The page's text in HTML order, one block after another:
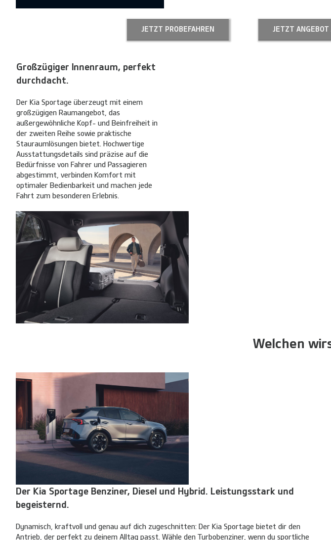
JETZT PROBEFAHREN JETZT ANGEBOT
Großzügiger Innenraum, perfekt
durchdacht.
Der Kia Sportage überzeugt mit einem
großzügigen Raumangebot, das
außergewöhnliche Kopf- und Beinfreiheit in
der zweiten Reihe sowie praktische
Stauraumlösungen bietet. Hochwertige
Ausstattungsdetails sind präzise auf die
Bedürfnisse von Fahrer und Passagieren
abgestimmt, verbinden Komfort mit
optimaler Bedienbarkeit und machen jede
Fahrt zum besonderen Erlebnis.
Welchen
Der Kia Sportage Benziner, Diesel und Hybrid. Leistungsstark und
begeisternd.
Dynamisch, kraftvoll und genau auf dich zugeschnitten: Der Kia Sportage bietet dir den
Antrieb, der perfekt zu deinem Alltag passt. Wähle den Turbobenziner, wenn du sportliche